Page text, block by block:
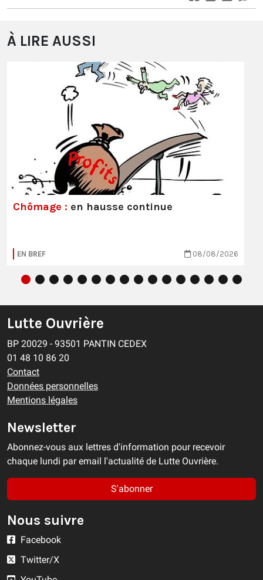
À LIRE AUSSI
Chômage : en hausse continue
EN BREF 08/08/2026
Lutte Ouvrière
BP 20029 - 93501 PANTIN CEDEX
01 48 10 86 20
Contact
Données personnelles
Mentions légales
Newsletter
Abonnez-vous aux lettres d'information pour recevoir
chaque lundi par email l'actualité de Lutte Ouvrière.
S'abonner
Nous suivre
Facebook
Twitter/X